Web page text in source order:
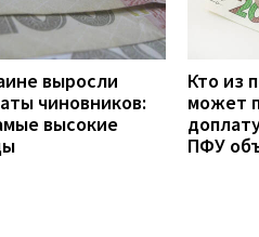
выросли
чиновников:
высокие
Кто из
может
ПФУ